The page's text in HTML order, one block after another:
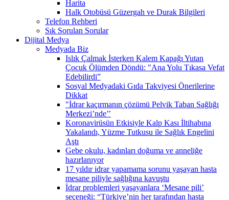
Harita
Halk Otobüsü Güzergah ve Durak Bilgileri
Telefon Rehberi
Sık Sorulan Sorular
Dijital Medya
Medyada Biz
Islık Çalmak İsterken Kalem Kapağı Yutan
Çocuk Ölümden Döndü: "Ana Yolu Tıkasa Vefat
Edebilirdi”
Sosyal Medyadaki Gıda Takviyesi Önerilerine
Dikkat
"İdrar kaçırmanın çözümü Pelvik Taban Sağlığı
Merkezi’nde’’
Koronavirüsün Etkisiyle Kalp Kası İltihabına
Yakalandı, Yüzme Tutkusu ile Sağlık Engelini
Aştı
Gebe okulu, kadınları doğuma ve anneliğe
hazırlanıyor
17 yıldır idrar yapamama sorunu yaşayan hasta
mesane piliyle sağlığına kavuştu
İdrar problemleri yaşayanlara ‘Mesane pili’
seçeneği: “Türkiye’nin her tarafından hasta